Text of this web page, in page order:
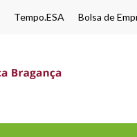
Tempo.ESA Bolsa de